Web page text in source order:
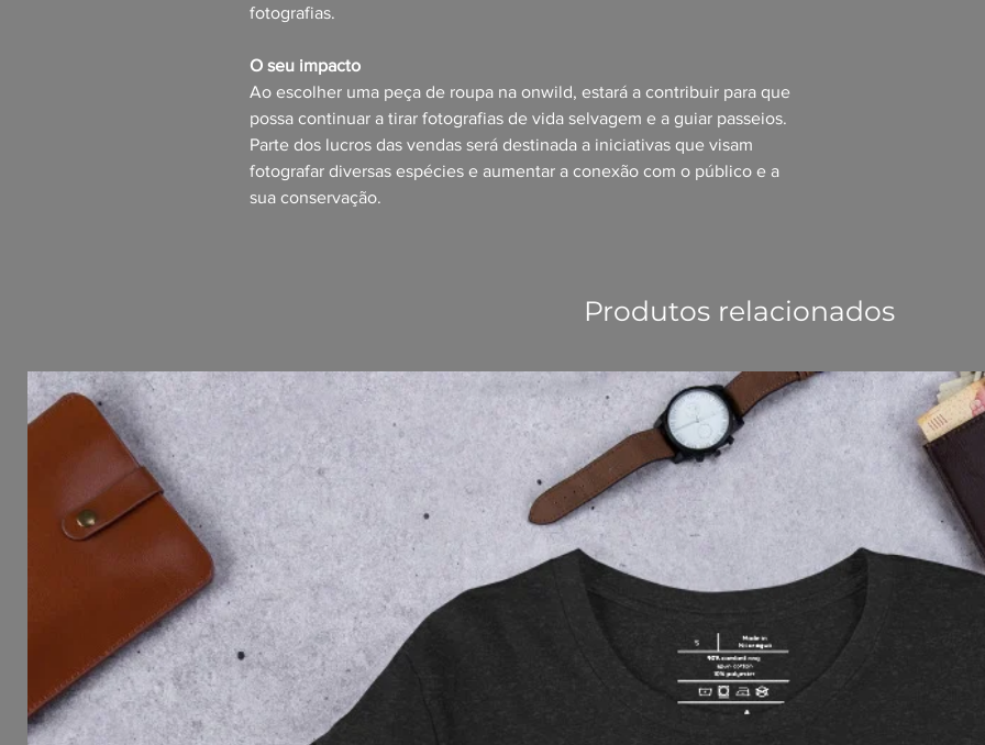
fotografias.
O seu impacto
Ao escolher uma peça de roupa na onwild, estará a contribuir para que
possa continuar a tirar fotografias de vida selvagem e a guiar passeios.
Parte dos lucros das vendas será destinada a iniciativas que visam
fotografar diversas espécies e aumentar a conexão com o público e a
sua conservação.
Produtos relacionados